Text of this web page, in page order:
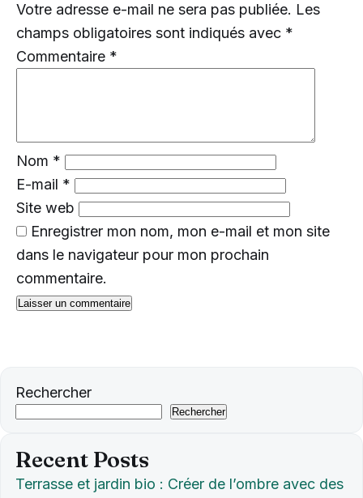
Votre adresse e-mail ne sera pas publiée. Les
champs obligatoires sont indiqués avec *
Commentaire *
Nom *
E-mail *
Site web
Enregistrer mon nom, mon e-mail et mon site
dans le navigateur pour mon prochain
commentaire.
Rechercher
Rechercher
Recent Posts
Terrasse et jardin bio : Créer de l’ombre avec des